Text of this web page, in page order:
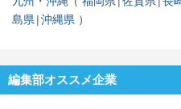
島県 沖縄県
編集部オススメ企業